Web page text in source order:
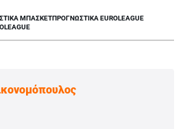
ΜΠΑΣΚΕΤΠΡΟΓΝΩΣΤΙΚΑ EUROLEAGUE